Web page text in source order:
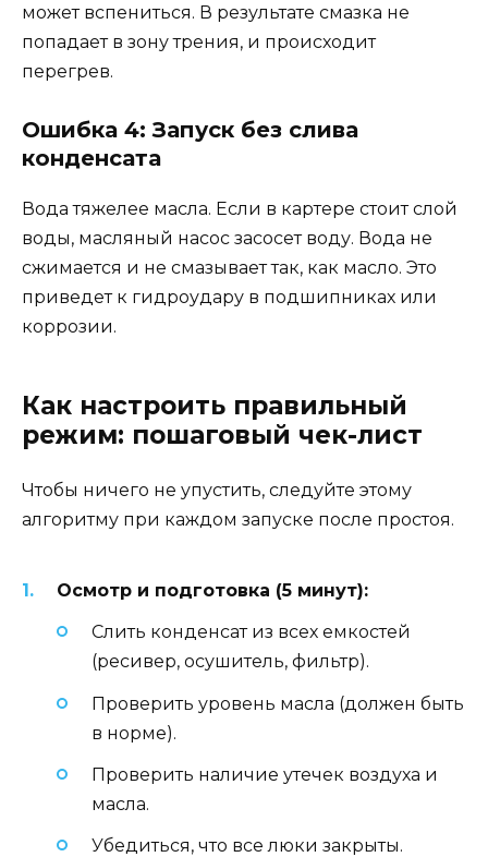
может вспениться. В результате смазка не
попадает в зону трения, и происходит
перегрев.
Ошибка 4: Запуск без слива
конденсата
Вода тяжелее масла. Если в картере стоит слой
воды, масляный насос засосет воду. Вода не
сжимается и не смазывает так, как масло. Это
приведет к гидроудару в подшипниках или
коррозии.
Как настроить правильный
режим: пошаговый чек-лист
Чтобы ничего не упустить, следуйте этому
алгоритму при каждом запуске после простоя.
Осмотр и подготовка (5 минут):
Слить конденсат из всех емкостей
(ресивер, осушитель, фильтр).
Проверить уровень масла (должен быть
в норме).
Проверить наличие утечек воздуха и
масла.
Убедиться, что все люки закрыты.